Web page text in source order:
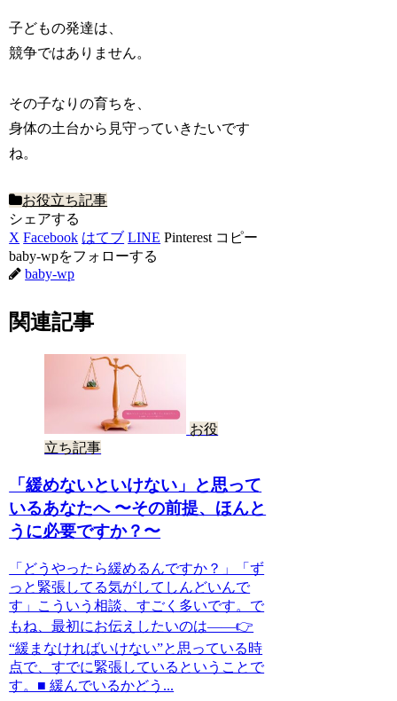
子どもの発達は、
競争ではありません。
その子なりの育ちを、
身体の土台から見守っていきたいです
ね。
お役立ち記事
シェアする
X Facebook はてブ LINE Pinterest コピー
baby-wpをフォローする
baby-wp
関連記事
お役
立ち記事
「緩めないといけない」と思って
いるあなたへ 〜その前提、ほんと
うに必要ですか？〜
「どうやったら緩めるんですか？」「ず
っと緊張してる気がしてしんどいんで
す」こういう相談、すごく多いです。で
もね、最初にお伝えしたいのは——👉
“緩まなければいけない”と思っている時
点で、すでに緊張しているということで
す。■ 緩んでいるかどう...